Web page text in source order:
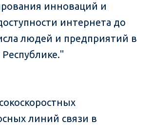
инноваций и
интернета до
людей и предприятий в
линий связи в